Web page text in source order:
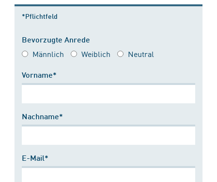
*Pflichtfeld
Bevorzugte Anrede
Männlich Weiblich Neutral
Vorname*
Nachname*
E-Mail*